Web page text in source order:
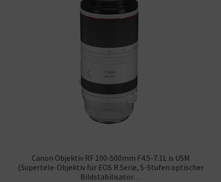
Canon Objektiv RF 100-500mm F4.5-7.1L is USM
(Supertele-Objektiv für EOS R Serie, 5-Stufen optischer
Bildstabilisator…